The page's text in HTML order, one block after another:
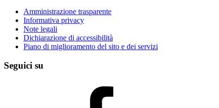
Amministrazione trasparente
Informativa privacy
Note legali
Dichiarazione di accessibilità
Piano di miglioramento del sito e dei servizi
Seguici su